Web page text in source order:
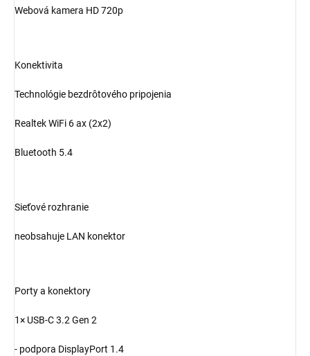
Webová kamera HD 720p
Konektivita
Technológie bezdrôtového pripojenia
Realtek WiFi 6 ax (2x2)
Bluetooth 5.4
Sieťové rozhranie
neobsahuje LAN konektor
Porty a konektory
1× USB-C 3.2 Gen 2
- podpora DisplayPort 1.4